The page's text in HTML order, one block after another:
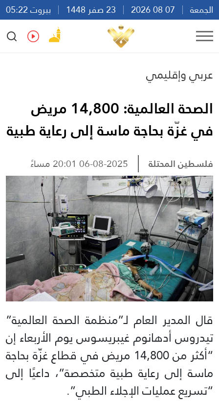
الجمعة
بيروت 05:22
Ar
En Fr Es
عربي وإقليمي
الصحة العالمية: 14,800 مريض
في غزّة بحاجة ماسة إلى رعاية طبية
فلسطين المحتلة 06-08-2025 20:01 مساءً
قال المدير العام لـ”منظمة الصحة العالمية”
تيدروس أدهانوم غيبريسوس يوم الأربعاء إن
“أكثر من 14,800 مريض في قطاع غزّة بحاجة
ماسة إلى رعاية طبية متخصصة”، داعيًا إلى
“تسريع عمليات الإجلاء الطبي”.